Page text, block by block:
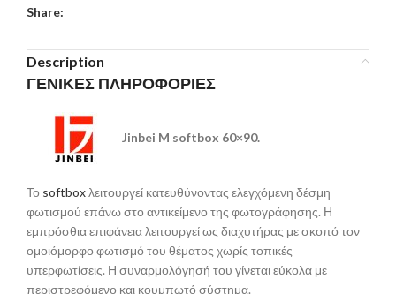
Share:
Description
ΓΕΝΙΚΕΣ ΠΛΗΡΟΦΟΡΙΕΣ
Jinbei M softbox 60×90.
Το softboxλειτουργεί κατευθύνοντας ελεγχόμενη δέσμη
φωτισμού επάνω στο αντικείμενο της φωτογράφησης. Η
εμπρόσθια επιφάνεια λειτουργεί ως διαχυτήρας με σκοπό τον
ομοιόμορφο φωτισμό του θέματος χωρίς τοπικές
υπερφωτίσεις. Η συναρμολόγησή του γίνεται εύκολα με
περιστρεφόμενο και κουμπωτό σύστημα.